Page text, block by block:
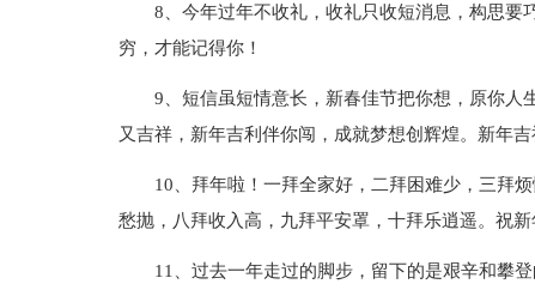
8、今年过年不收礼，收礼只收短消息，构思要
穷，才能记得你！
9、短信虽短情意长，新春佳节把你想，原你人
又吉祥，新年吉利伴你闯，成就梦想创辉煌。新年吉
10、拜年啦！一拜全家好，二拜困难少，三拜
愁抛，八拜收入高，九拜平安罩，十拜乐逍遥。祝新
11、过去一年走过的脚步，留下的是艰辛和攀